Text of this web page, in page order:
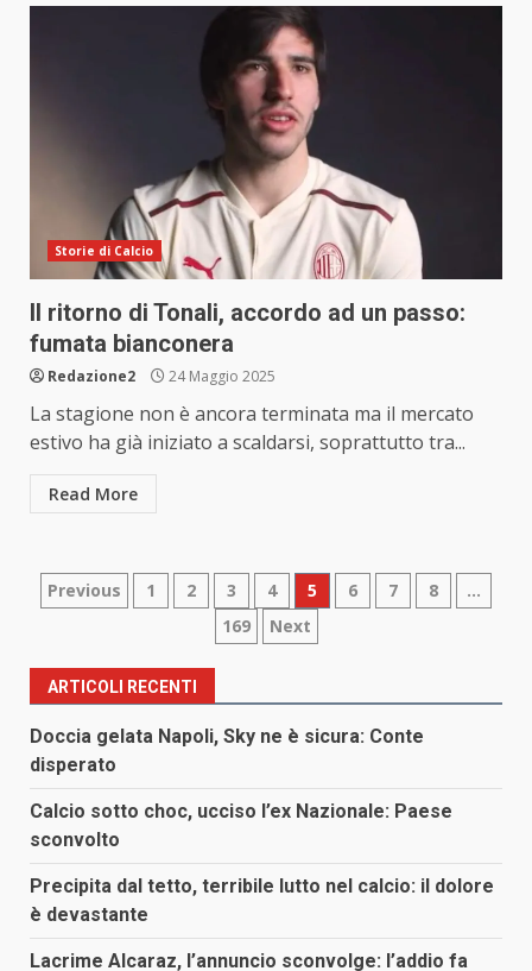
Storie di Calcio
Il ritorno di Tonali, accordo ad un passo:
fumata bianconera
Redazione2 24 Maggio 2025
La stagione non è ancora terminata ma il mercato
estivo ha già iniziato a scaldarsi, soprattutto tra...
Read More
Paginazione
articoli
Previous 1 2 3 4 5 6 7 8
…
169
Next
ARTICOLI RECENTI
Doccia gelata Napoli, Sky ne è sicura: Conte
disperato
Calcio sotto choc, ucciso l’ex Nazionale: Paese
sconvolto
Precipita dal tetto, terribile lutto nel calcio: il dolore
è devastante
Lacrime Alcaraz, l’annuncio sconvolge: l’addio fa